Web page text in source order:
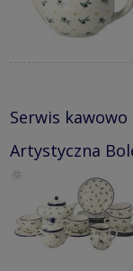
Serwis
Artystyczna